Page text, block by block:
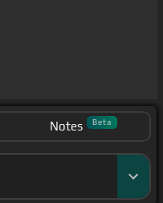
Notes Beta